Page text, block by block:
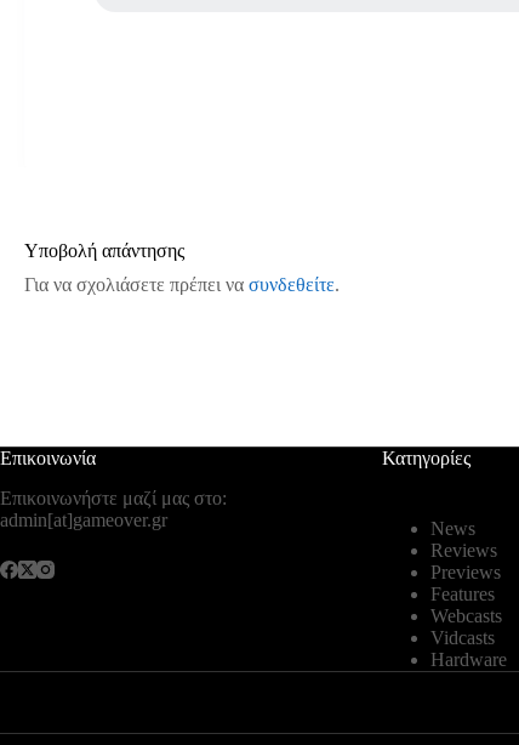
Υποβολή απάντησης
Για να σχολιάσετε πρέπει να συνδεθείτε.
Επικοινωνία
Επικοινωνήστε μαζί μας στο:
admin[at]gameover.gr
Κατηγορίες
News
Reviews
Previews
Features
Webcasts
Vidcasts
Hardware